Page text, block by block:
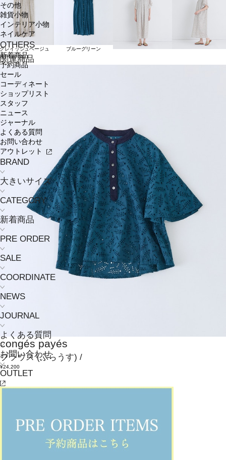
その他
雑貨小物
インテリア小物
ネイルケア
OTHERS
新着商品
予約商品
セール
コーディネート
ショップリスト
スタッフ
ニュース
ジャーナル
よくある質問
お問い合わせ
アウトレット
BRAND
大きいサイズ
CATEGORY
新着商品
PRE ORDER
SALE
COORDINATE
NEWS
JOURNAL
よくある質問
お問い合わせ
OUTLET
レイッシュベージュ ブルーグリーン
関連商品
congés payés
ブラウス(ぶらうす) /
¥24,200